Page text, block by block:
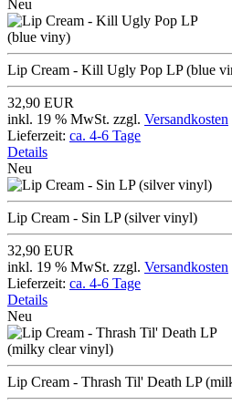
Neu
Lip Cream - Kill Ugly Pop LP (blue
32,90 EUR
inkl. 19 % MwSt. zzgl. Versandkosten
Lieferzeit: ca. 4-6 Tage
Details
Neu
Lip Cream - Sin LP (silver vinyl)
32,90 EUR
inkl. 19 % MwSt. zzgl. Versandkosten
Lieferzeit: ca. 4-6 Tage
Details
Neu
Lip Cream - Thrash Til' Death LP